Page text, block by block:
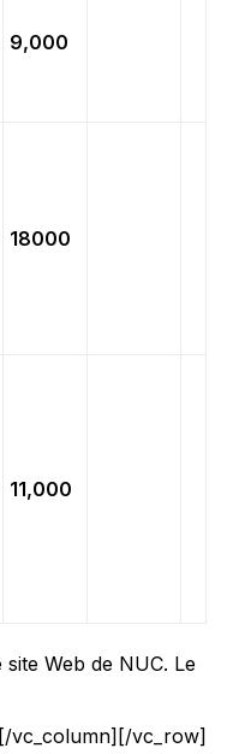
9,000
18000
11,000
Web de NUC. Le
vc_column][/vc_row]